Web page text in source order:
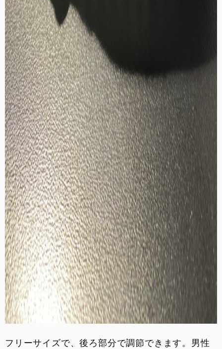
フリーサイズで、後ろ部分で調節できます。男性